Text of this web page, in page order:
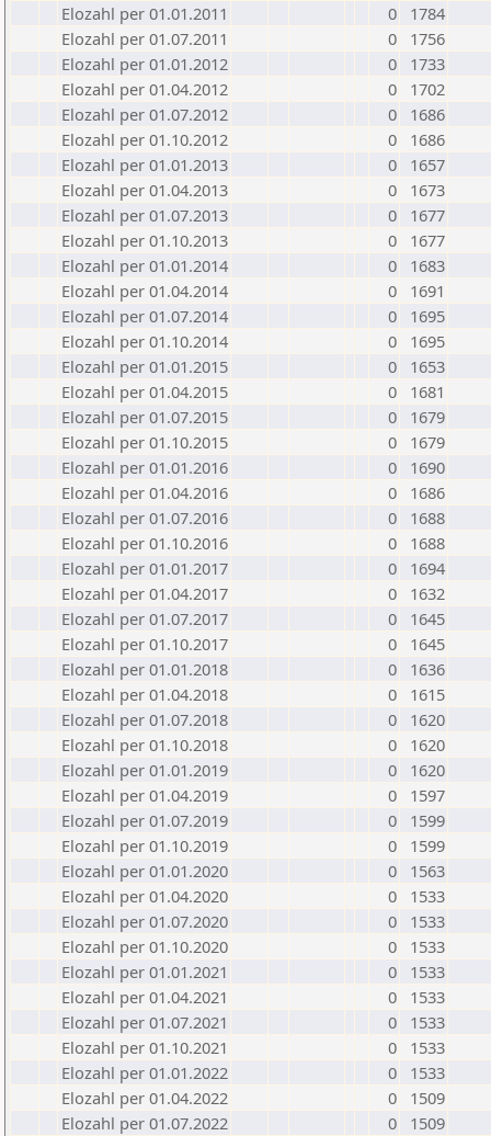
Elozahl per 01.01.2011
0
1784
Elozahl per 01.07.2011
0
1756
Elozahl per 01.01.2012
0
1733
Elozahl per 01.04.2012
0
1702
Elozahl per 01.07.2012
0
1686
Elozahl per 01.10.2012
0
1686
Elozahl per 01.01.2013
0
1657
Elozahl per 01.04.2013
0
1673
Elozahl per 01.07.2013
0
1677
Elozahl per 01.10.2013
0
1677
Elozahl per 01.01.2014
0
1683
Elozahl per 01.04.2014
0
1691
Elozahl per 01.07.2014
0
1695
Elozahl per 01.10.2014
0
1695
Elozahl per 01.01.2015
0
1653
Elozahl per 01.04.2015
0
1681
Elozahl per 01.07.2015
0
1679
Elozahl per 01.10.2015
0
1679
Elozahl per 01.01.2016
0
1690
Elozahl per 01.04.2016
0
1686
Elozahl per 01.07.2016
0
1688
Elozahl per 01.10.2016
0
1688
Elozahl per 01.01.2017
0
1694
Elozahl per 01.04.2017
0
1632
Elozahl per 01.07.2017
0
1645
Elozahl per 01.10.2017
0
1645
Elozahl per 01.01.2018
0
1636
Elozahl per 01.04.2018
0
1615
Elozahl per 01.07.2018
0
1620
Elozahl per 01.10.2018
0
1620
Elozahl per 01.01.2019
0
1620
Elozahl per 01.04.2019
0
1597
Elozahl per 01.07.2019
0
1599
Elozahl per 01.10.2019
0
1599
Elozahl per 01.01.2020
0
1563
Elozahl per 01.04.2020
0
1533
Elozahl per 01.07.2020
0
1533
Elozahl per 01.10.2020
0
1533
Elozahl per 01.01.2021
0
1533
Elozahl per 01.04.2021
0
1533
Elozahl per 01.07.2021
0
1533
Elozahl per 01.10.2021
0
1533
Elozahl per 01.01.2022
0
1533
Elozahl per 01.04.2022
0
1509
Elozahl per 01.07.2022
0
1509